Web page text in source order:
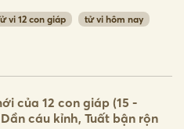
vi 12 con giáp
tử vi hôm nay
của 12 con giáp (15 -
cáu kỉnh, Tuất bận rộn